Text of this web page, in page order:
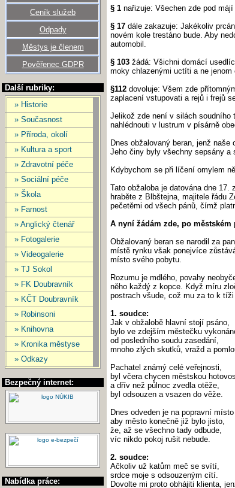
Ceník služeb
Odpady
Městys je členem
Pověřenec GDPR
Další rubriky:
» Historie
» Současnost
» Příroda, okolí
» Kultura a sport
» Zdravotní péče
» Sociální péče
» Škola
» Farnost
» Anglický čtenář
» Fotogalerie
» Videogalerie
» TJ Sokol
» FK Doubravník
» KČT Doubravník
» Robinsoni
» Knihovna
» Kronika městyse
» Odkazy
Bezpečný internet:
Nabídka práce:
§ 1 nařizuje: Všechen zde pod
§ 17 dále zakazuje: Jakékoliv
novém kole trestáno bude. Aby
automobil.
§ 103 žádá: Všichni domácí
moky chlazenými uctíti a ne
§112 dovoluje: Všem zde
zaplacení vstupovati a rejů i frejů
Jelikož zde není v silách soudního
nahlédnouti v lustrum v písárně
Dnes obžalovaný beran, jenž
Jeho činy byly všechny sepsány a
Kdybychom se při líčení omylem
Tato obžaloba je datována dne
hraběte z Blbštejna, majitele řádu
pečetěmi od všech pánů, čímž
A nyní žádám zde, po
Obžalovaný beran se narodil za
místě rynku však ponejvíce
místo svého pobytu.
Rozumu je mdlého, povahy
něho každý z kopce. Když míru
postrach všude, což mu za to k tíži
1. soudce:
Jak v obžalobě hlavní stojí psáno,
bylo ve zdejším městečku
od posledního soudu zasedání,
mnoho zlých skutků, vražd a
Pachatel známý celé veřejnosti,
byl včera chycen městskou
a dřív než půlnoc zvedla otěže,
byl odsouzen a vsazen do věže.
Dnes odveden je na popravní místo
aby město konečně již bylo jisto,
že, až se všechno tady odbude,
víc nikdo pokoj rušit nebude.
2. soudce:
Ačkoliv už katům meč se svítí,
srdce moje s odsouzeným cítí.
Dovolte mi proto obhájiti klienta,